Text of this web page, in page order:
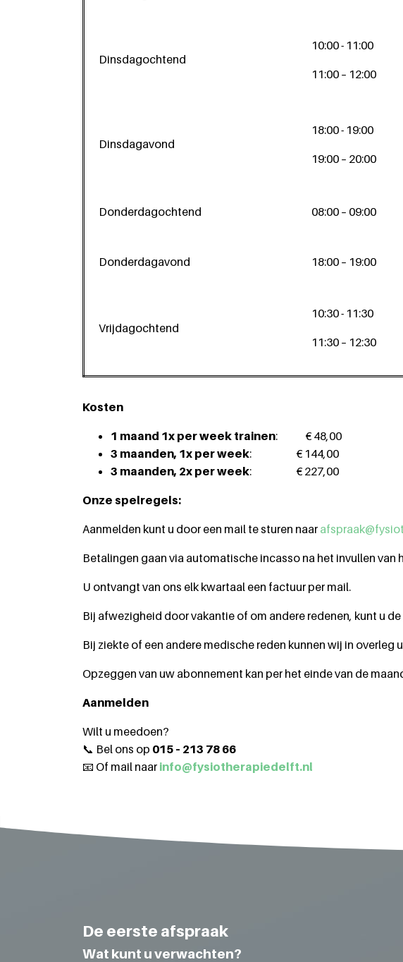
Dinsdagochtend
10:00 - 11:00
11:00 – 12:00
Dinsdagavond
18:00 - 19:00
19:00 – 20:00
Donderdagochtend 08:00 – 09:00
Donderdagavond 18:00 – 19:00
Vrijdagochtend
10:30 - 11:30
11:30 – 12:30
Kosten
1 maand 1x per week trainen: € 48,00
3 maanden, 1x per week: € 144,00
3 maanden, 2x per week: € 227,00
Onze spelregels:
Aanmelden kunt u door een mail te sturen naar
Betalingen gaan via automatische incasso na het invullen
U ontvangt van ons elk kwartaal een factuur per mail.
Bij afwezigheid door vakantie of om andere redenen, kunt u
Bij ziekte of een andere medische reden kunnen wij in
Opzeggen van uw abonnement kan per het einde van de
Aanmelden
Wilt u meedoen?
📞 Bel ons op 015 – 213 78 66
📧 Of mail naar info@fysiotherapiedelft.nl
De eerste afspraak
Wat kunt u verwachten?